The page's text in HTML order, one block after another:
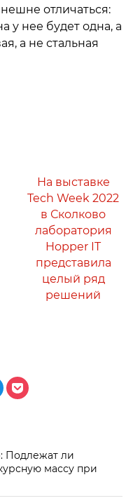
отличаться:
у нее будет одна, а
а не стальная
На выставке
Tech Week 2022
в Сколково
лаборатория
Hopper IT
представила
целый ряд
решений
Подлежат ли
массу при